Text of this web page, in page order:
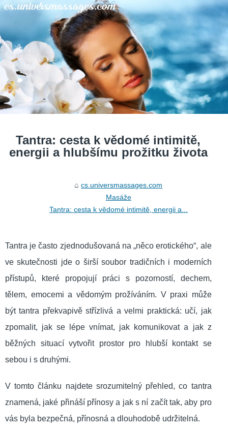
Tantra: cesta k vědomé intimitě,
energii a hlubšímu prožitku života
cs.universmassages.com
Masáže
Tantra: cesta k vědomé intimitě, energii a...
Tantra je často zjednodušovaná na „něco erotického“, ale
ve skutečnosti jde o širší soubor tradičních i moderních
přístupů, které propojují práci s pozorností, dechem,
tělem, emocemi a vědomým prožíváním. V praxi může
být tantra překvapivě střízlivá a velmi praktická: učí, jak
zpomalit, jak se lépe vnímat, jak komunikovat a jak z
běžných situací vytvořit prostor pro hlubší kontakt se
sebou i s druhými.
V tomto článku najdete srozumitelný přehled, co tantra
znamená, jaké přináší přínosy a jak s ní začít tak, aby pro
vás byla bezpečná, přínosná a dlouhodobě udržitelná.